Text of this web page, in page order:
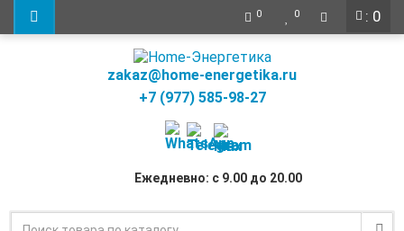
: 0
0 0
zakaz@home-energetika.ru
+7 (977) 585-98-27
Ежедневно: с 9.00 до 20.00